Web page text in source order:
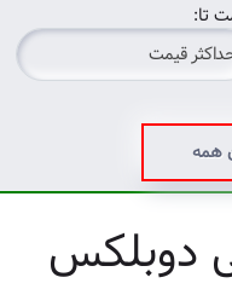
تا:
همه
دوبلکس